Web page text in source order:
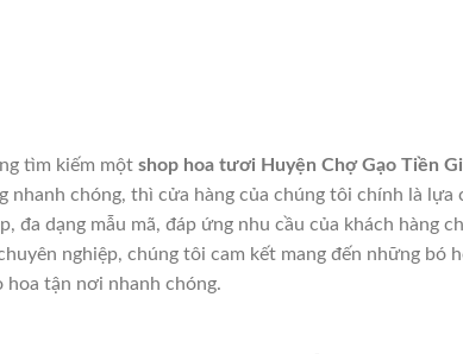
tìm kiếm một shop hoa tươi Huyện Chợ Gạo Tiền
nhanh chóng, thì cửa hàng của chúng tôi chính là
đa dạng mẫu mã, đáp ứng nhu cầu của khách hàng
nghiệp, chúng tôi cam kết mang đến những bó
hoa tận nơi nhanh chóng.